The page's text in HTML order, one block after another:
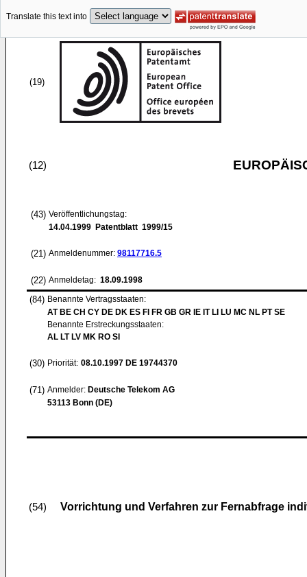
Translate this text into
(19)
(12)
(43) Veröffentlichungstag:
14.04.1999 Patentblatt 1999/15
(21) Anmeldenummer: 98117716.5
(22) Anmeldetag: 18.09.1998
(84) Benannte Vertragsstaaten:
AT BE CH CY DE DK ES FI FR GB GR IE IT LI LU MC NL PT SE
Benannte Erstreckungsstaaten:
AL LT LV MK RO SI
(30) Priorität: 08.10.1997 DE 19744370
(71) Anmelder: Deutsche Telekom AG
53113 Bonn (DE)
(54) Vorrichtung und Verfahren zur Fernabfrage